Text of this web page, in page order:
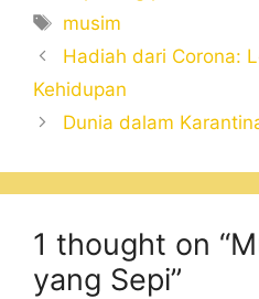
Tags
musim
Hadiah dari Corona:
Kehidupan
Dunia dalam
1 thought on
yang Sepi”